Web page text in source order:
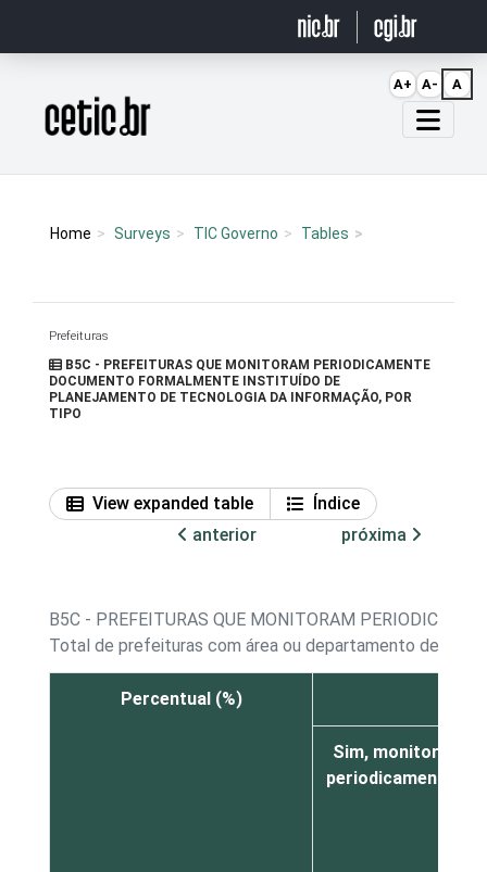
Página inicial
Home Surveys TIC Governo Tables
Prefeituras
B5C - PREFEITURAS QUE MONITORAM PERIODICAMENTE
DOCUMENTO FORMALMENTE INSTITUÍDO DE
PLANEJAMENTO DE TECNOLOGIA DA INFORMAÇÃO, POR
TIPO
View expanded table
Índice
anterior
próxima
B5C - PREFEITURAS QUE MONITORAM
Total de prefeituras com área ou departamento de
Percentual (%)
Sim, monitora
periodicamente
A+ A- A